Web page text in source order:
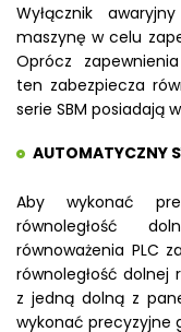
Wyłącznik
maszynę w celu
Oprócz
ten zabezpiecza
serie SBM posiadają
AUTOMATYCZNY
Aby wykonać
równoległość
równoważenia PLC
równoległość
z jedną dolną z
wykonać precyzyjne